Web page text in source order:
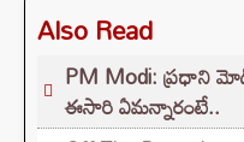
Also Read
PM Modi: ప్రధాని
ఈసారి ఏమన్నారంటే..